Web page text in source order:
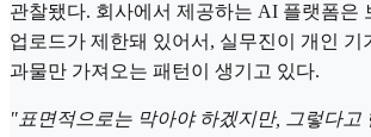
관찰됐다. 회사에서 제공하는 AI 플랫폼은
업로드가 제한돼 있어서, 실무진이 개인 기
과물만 가져오는 패턴이 생기고 있다.
"표면적으로는 막아야 하겠지만, 그렇다고